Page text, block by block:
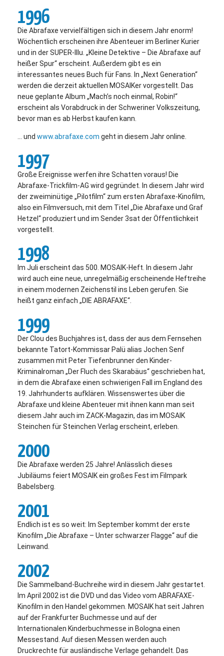
1996
Die Abrafaxe vervielfältigen sich in diesem Jahr enorm!
Wöchentlich erscheinen ihre Abenteuer im Berliner Kurier
und in der SUPER-Illu. „Kleine Detektive – Die Abrafaxe auf
heißer Spur“ erscheint. Außerdem gibt es ein
interessantes neues Buch für Fans. In „Next Generation“
werden die derzeit aktuellen MOSAIKer vorgestellt. Das
neue geplante Album „Mach’s noch einmal, Robin!“
erscheint als Vorabdruck in der Schweriner Volkszeitung,
bevor man es ab Herbst kaufen kann.
… und www.abrafaxe.com geht in diesem Jahr online.
1997
Große Ereignisse werfen ihre Schatten voraus! Die
Abrafaxe-Trickfilm-AG wird gegründet. In diesem Jahr wird
der zweiminütige „Pilotfilm“ zum ersten Abrafaxe-Kinofilm,
also ein Filmversuch, mit dem Titel „Die Abrafaxe und Graf
Hetzel“ produziert und im Sender 3sat der Öffentlichkeit
vorgestellt.
1998
Im Juli erscheint das 500. MOSAIK-Heft. In diesem Jahr
wird auch eine neue, unregelmäßig erscheinende Heftreihe
in einem modernen Zeichenstil ins Leben gerufen. Sie
heißt ganz einfach „DIE ABRAFAXE“.
1999
Der Clou des Buchjahres ist, dass der aus dem Fernsehen
bekannte Tatort-Kommissar Palü alias Jochen Senf
zusammen mit Peter Tiefenbrunner den Kinder-
Kriminalroman „Der Fluch des Skarabäus“ geschrieben hat,
in dem die Abrafaxe einen schwierigen Fall im England des
19. Jahrhunderts aufklären. Wissenswertes über die
Abrafaxe und kleine Abenteuer mit ihnen kann man seit
diesem Jahr auch im ZACK-Magazin, das im MOSAIK
Steinchen für Steinchen Verlag erscheint, erleben.
2000
Die Abrafaxe werden 25 Jahre! Anlässlich dieses
Jubiläums feiert MOSAIK ein großes Fest im Filmpark
Babelsberg.
2001
Endlich ist es so weit: Im September kommt der erste
Kinofilm „Die Abrafaxe – Unter schwarzer Flagge“ auf die
Leinwand.
2002
Die Sammelband-Buchreihe wird in diesem Jahr gestartet.
Im April 2002 ist die DVD und das Video vom ABRAFAXE-
Kinofilm in den Handel gekommen. MOSAIK hat seit Jahren
auf der Frankfurter Buchmesse und auf der
Internationalen Kinderbuchmesse in Bologna einen
Messestand. Auf diesen Messen werden auch
Druckrechte für ausländische Verlage gehandelt. Das